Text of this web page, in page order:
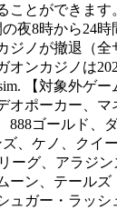
ことができま
夜8時から24時
ジノが撤退（全
オンカジノは
【対象外ゲ
オポーカー、マ
888ゴールド、
、ケノ、クイ
ーグ、アラジ
ーン、テールズ
ュガー・ラッ